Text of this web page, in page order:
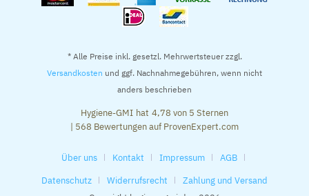
* Alle Preise inkl. gesetzl. Mehrwertsteuer zzgl.
Versandkosten und ggf. Nachnahmegebühren, wenn nicht
anders beschrieben
Hygiene-GMI hat 4,78 von 5 Sternen
| 568 Bewertungen auf ProvenExpert.com
Über uns Kontakt Impressum
AGB
Datenschutz
Widerrufsrecht
Zahlung und Versand